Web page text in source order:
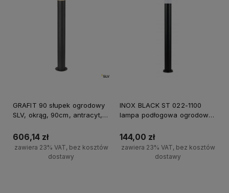
GRAFIT 90 słupek ogrodowy
SLV, okrąg, 90cm, antracyt,
606,14 zł
zawiera 23% VAT, bez kosztów
dostawy
INOX BLACK ST 022-1100
lampa podłogowa ogrodowa
IP44, max 40W
144,00 zł
zawiera 23% VAT, bez kosztów
dostawy